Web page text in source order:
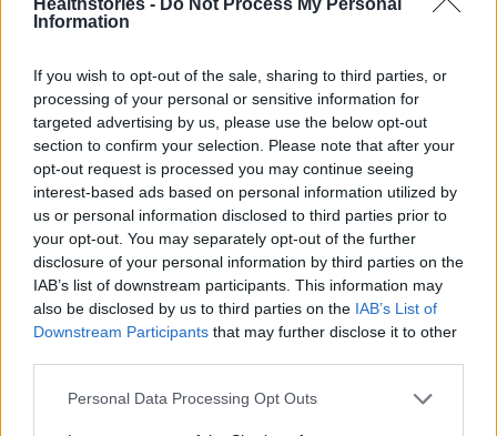
Information
If you wish to opt-out of the sale, sharing to third parties, or
processing of your personal or sensitive information for
targeted advertising by us, please use the below opt-out
section to confirm your selection. Please note that after your
opt-out request is processed you may continue seeing
interest-based ads based on personal information utilized by
us or personal information disclosed to third parties prior to
your opt-out. You may separately opt-out of the further
disclosure of your personal information by third parties on the
IAB’s list of downstream participants. This information may
also be disclosed by us to third parties on the IAB’s List of
Downstream Participants that may further disclose it to other
Personal Data Processing Opt Outs
πετύχουμε όλοι μαζί το επιθυμητό λειτουργικό
Είναι εξαιρετικά σημαντική η άμεση
μετεγχειρητική μείωση του οιδήματος και η
κρυοθεραπεία που πρέπει να εφαρμόζεται σε
κάθε ασθενή έχει εκπληκτικά οφέλη. Με
λιγότερο οίδημα στο χειρουργηθέν σκέλος, με
χρήση της αντιθρομβωτικής κάλτσας, με
ανάρροπο θέση του άκρου, με συχνή
κρυοθεραπεία, ο πόνος μετριάζεται, μειώνεται